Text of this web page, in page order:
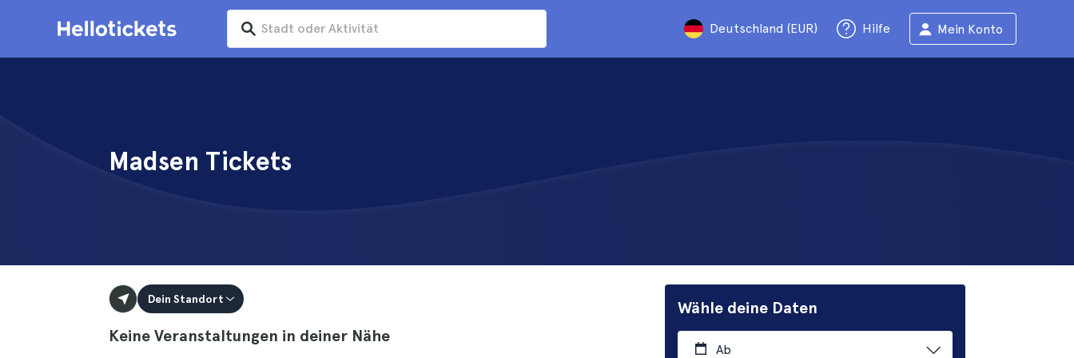
Deutschland (EUR) Hilfe Mein Konto
Madsen Tickets
Wähle deine Daten
Ab
Dein Standort
Keine Veranstaltungen in deiner Nähe